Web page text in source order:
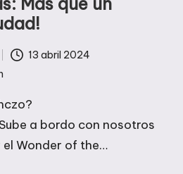
13 abril 2024
a bordo con nosotros
el Wonder of the…